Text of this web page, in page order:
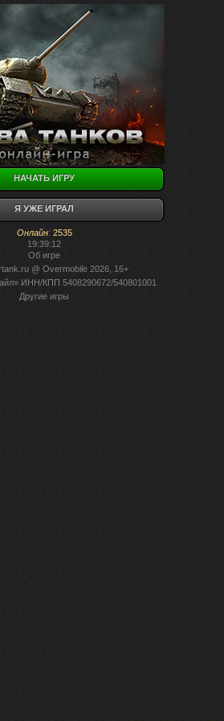
НАЧАТЬ ИГРУ
Я УЖЕ ИГРАЛ
Онлайн: 2535
19:39:12
Об игре
@ Overmobile 2026, 16+
ИНН/КПП 5408290672/540801001
Другие игры